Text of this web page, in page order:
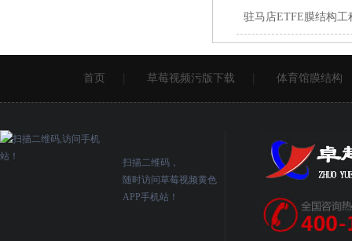
驻马店ETFE膜结构工
首页 草莓视频污版下载 体育馆膜结构
扫描二维码，
随时访问草莓视频黄色
APP手机站！